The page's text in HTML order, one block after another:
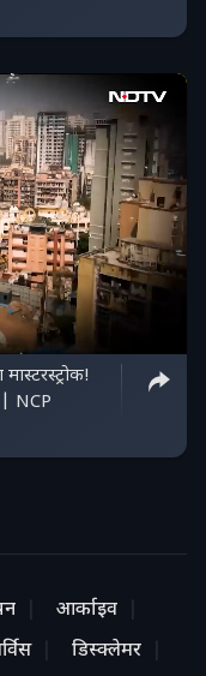
NCP
आर्काइव
डिस्क्लेमर